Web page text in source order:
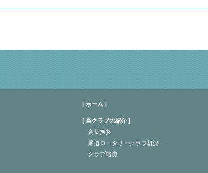
[ ホーム ]
当クラブの紹介
会長挨拶
尾道ロータリークラブ概況
クラブ略史